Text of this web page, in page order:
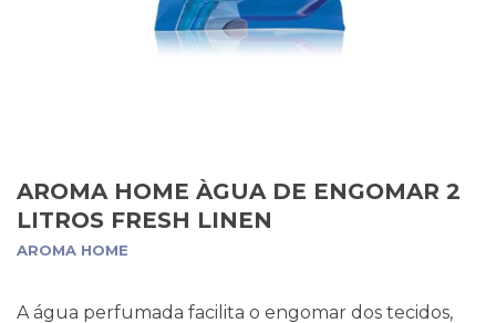
AROMA HOME ÀGUA DE ENGOMAR 2
LITROS FRESH LINEN
AROMA HOME
A água perfumada facilita o engomar dos tecidos,